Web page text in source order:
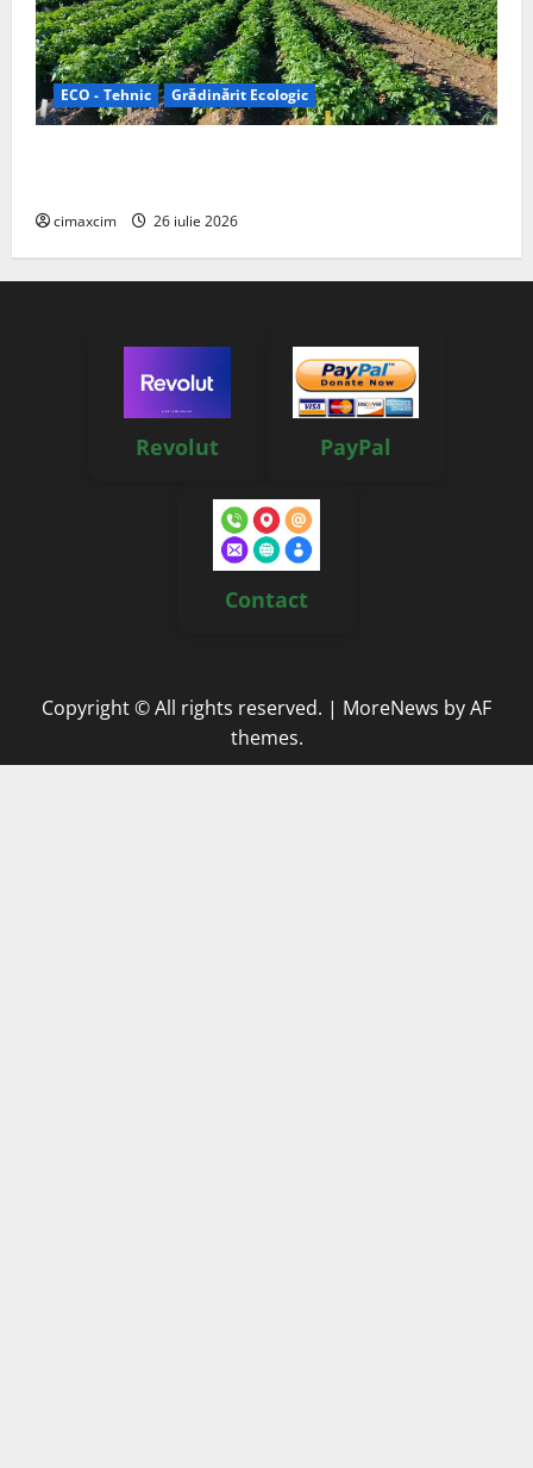
ECO - Tehnic Grădinărit Ecologic
cimaxcim 26 iulie 2026
Revolut PayPal
Contact
Copyright © All rights reserved. | MoreNews by AF
themes.